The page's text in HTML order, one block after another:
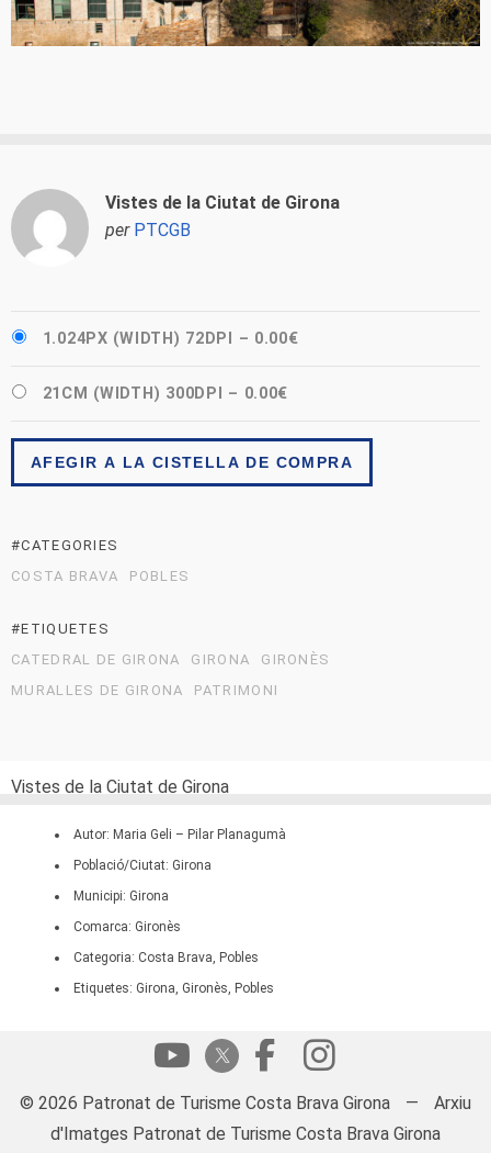
Vistes de la Ciutat de Girona
per PTCGB
1.024PX (WIDTH) 72DPI – 0.00€
21CM (WIDTH) 300DPI – 0.00€
AFEGIR A LA CISTELLA DE COMPRA
#CATEGORIES
COSTA BRAVA
POBLES
#ETIQUETES
CATEDRAL DE GIRONA
GIRONA
GIRONÈS
MURALLES DE GIRONA
PATRIMONI
Vistes de la Ciutat de Girona
Autor: Maria Geli – Pilar Planagumà
Població/Ciutat: Girona
Municipi: Girona
Comarca: Gironès
Categoria: Costa Brava, Pobles
Etiquetes: Girona, Gironès, Pobles
© 2026 Patronat de Turisme Costa Brava Girona —
Arxiu
d'Imatges Patronat de Turisme Costa Brava Girona